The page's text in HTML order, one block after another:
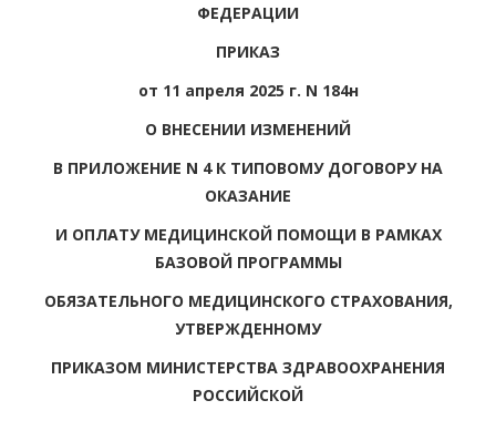
ФЕДЕРАЦИИ
ПРИКАЗ
от 11 апреля 2025 г. N 184н
О ВНЕСЕНИИ ИЗМЕНЕНИЙ
В ПРИЛОЖЕНИЕ N 4 К ТИПОВОМУ ДОГОВОРУ НА
ОКАЗАНИЕ
И ОПЛАТУ МЕДИЦИНСКОЙ ПОМОЩИ В РАМКАХ
БАЗОВОЙ ПРОГРАММЫ
ОБЯЗАТЕЛЬНОГО МЕДИЦИНСКОГО СТРАХОВАНИЯ,
УТВЕРЖДЕННОМУ
ПРИКАЗОМ МИНИСТЕРСТВА ЗДРАВООХРАНЕНИЯ
РОССИЙСКОЙ